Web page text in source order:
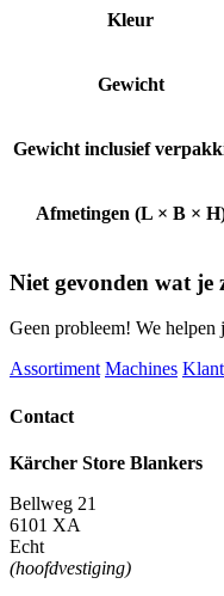
Kleur
Gewicht
Gewicht inclusief
Afmetingen (L × B ×
Niet gevonden wat je
Geen probleem! We helpen
Assortiment Machines
Contact
Kärcher Store Blankers
Bellweg 21
6101 XA
Echt
(hoofdvestiging)